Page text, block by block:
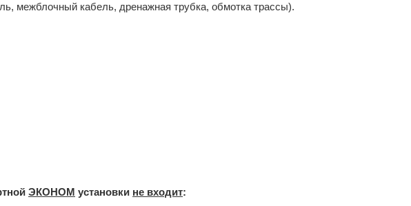
межблочный кабель, дренажная трубка, обмотка трассы).
ЭКОНОМ установки не входит: